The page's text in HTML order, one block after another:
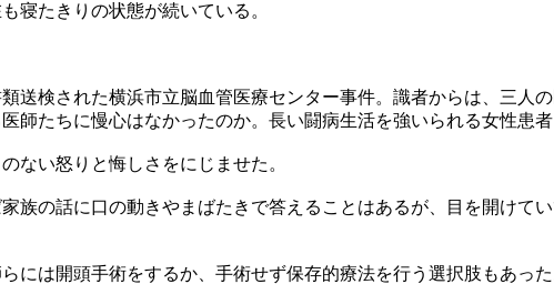
寝たきりの状態が続いている。
検された横浜市立脳血管医療センター事件。識者からは、三人
たちに慢心はなかったのか。長い闘病生活を強いられる女性患者
ない怒りと悔しさをにじませた。
の話に口の動きやまばたきで答えることはあるが、目を開けて
は開頭手術をするか、手術せず保存的療法を行う選択肢もあっ